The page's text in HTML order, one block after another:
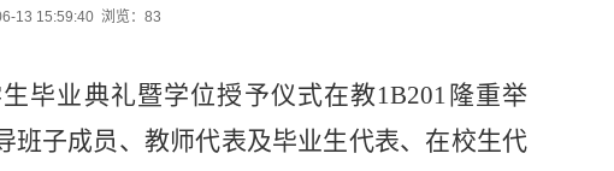
13 15:59:40 浏览： 83
毕业典礼暨学位授予仪式在教1B201隆重举
子成员、教师代表及毕业生代表、在校生代